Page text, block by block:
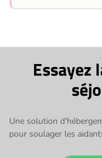
Essayez
Une solution
pour soulager les